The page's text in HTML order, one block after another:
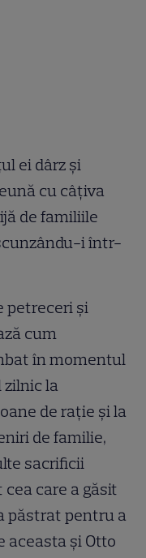
ei dârz și
cu câțiva
de familiile
i într-
petreceri și
cum
în momentul
zilnic la
de rație și la
de familie,
sacrificii
care a găsit
păstrat pentru a
aceasta și Otto